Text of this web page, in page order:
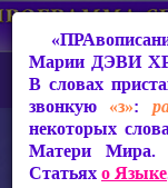
Марии ДЭВИ
В словах
звонкую «з»:
некоторых
Матери Мира.
Статьяхо Языке